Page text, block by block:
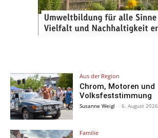
Aus der Region
Chrom, Motoren und
Volksfeststimmung
Susanne Weigl - 6. August 2026
Familie